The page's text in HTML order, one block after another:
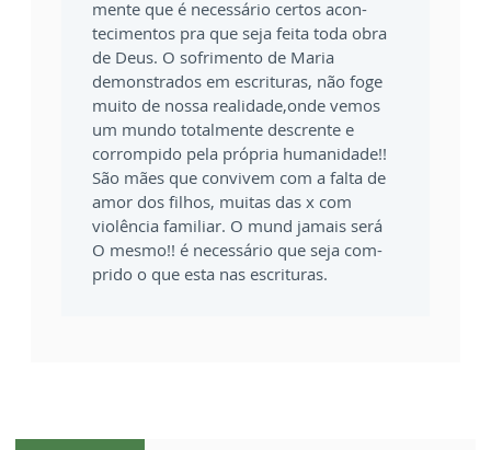
mente que é necessário certos acon-
tecimentos pra que seja feita toda obra
de Deus. O sofrimento de Maria
demonstrados em escrituras, não foge
muito de nossa realidade,onde vemos
um mundo totalmente descrente e
corrompido pela própria humanidade!!
São mães que convivem com a falta de
amor dos filhos, muitas das x com
violência familiar. O mund jamais será
O mesmo!! é necessário que seja com-
prido o que esta nas escrituras.